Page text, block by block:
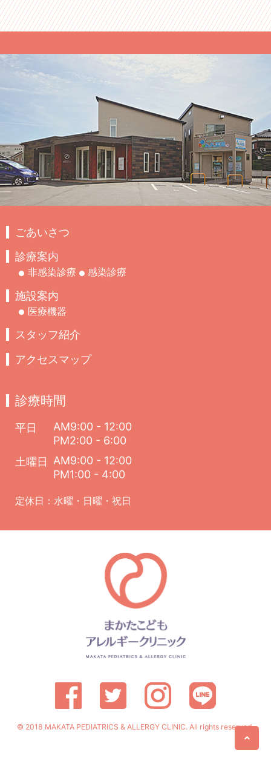
ごあいさつ
診療案内
非感染診療 感染診療
施設案内
医療機器
スタッフ紹介
アクセスマップ
診療時間
平日
AM9:00 - 12:00
PM2:00 - 6:00
土曜日
AM9:00 - 12:00
PM1:00 - 4:00
定休日：水曜・日曜・祝日
© 2018 MAKATA PEDIATRICS & ALLERGY CLINIC. All rights reserved.